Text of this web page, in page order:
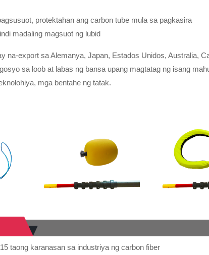
protektahan ang carbon tube mula sa pagkasira
madaling magsuot ng lubid
na-export sa Alemanya, Japan, Estados Unidos, Australia,
sa loob at labas ng bansa upang magtatag ng isang
mga bentahe ng tatak.
taong karanasan sa industriya ng carbon fiber